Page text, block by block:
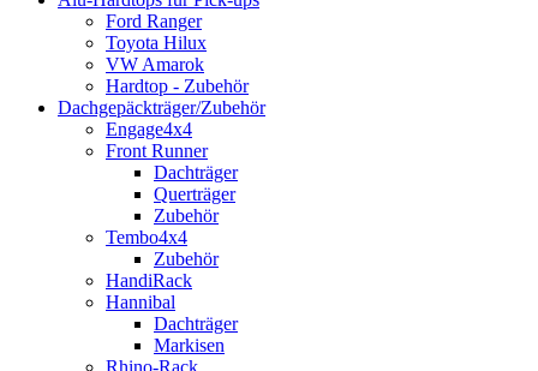
Ford Ranger
Toyota Hilux
VW Amarok
Hardtop - Zubehör
Dachgepäckträger/Zubehör
Engage4x4
Front Runner
Dachträger
Querträger
Zubehör
Tembo4x4
Zubehör
HandiRack
Hannibal
Dachträger
Markisen
Rhino-Rack